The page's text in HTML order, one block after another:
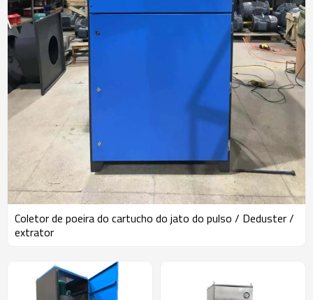
Coletor de poeira do cartucho do jato do pulso / Deduster /
extrator